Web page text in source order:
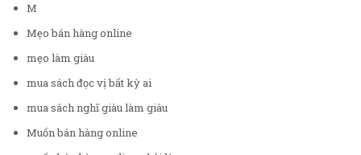
M
Mẹo bán hàng online
mẹo làm giàu
mua sách đọc vị bất kỳ ai
mua sách nghĩ giàu làm giàu
Muốn bán hàng online